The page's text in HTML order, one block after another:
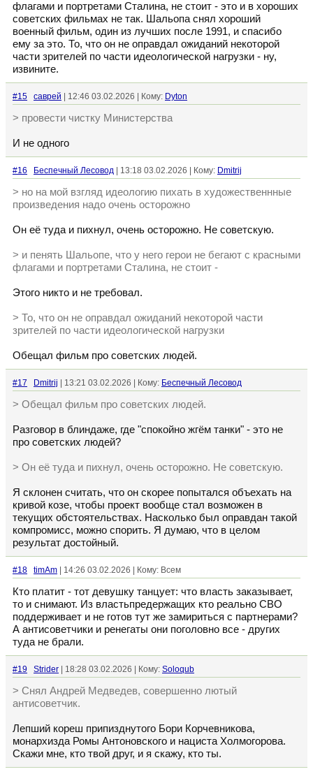
флагами и портретами Сталина, не стоит - это и в хороших
советских фильмах не так. Шальопа снял хороший
военный фильм, один из лучших после 1991, и спасибо
ему за это. То, что он не оправдал ожиданий некоторой
части зрителей по части идеологической нагрузки - ну,
извините.
#15 саврей | 12:46 03.02.2026 | Кому: Dyton
> провести чистку Министерства
И не одного
#16 Беспечный Лесовод | 13:18 03.02.2026 | Кому: Dmitrij
> но на мой взгляд идеологию пихать в художественнные
произведения надо очень осторожно
Он её туда и пихнул, очень осторожно. Не советскую.
> и пенять Шальопе, что у него герои не бегают с красными
флагами и портретами Сталина, не стоит -
Этого никто и не требовал.
> То, что он не оправдал ожиданий некоторой части
зрителей по части идеологической нагрузки
Обещал фильм про советских людей.
#17 Dmitrij | 13:21 03.02.2026 | Кому: Беспечный Лесовод
> Обещал фильм про советских людей.
Разговор в блиндаже, где "спокойно жгём танки" - это не
про советских людей?
> Он её туда и пихнул, очень осторожно. Не советскую.
Я склонен считать, что он скорее попытался объехать на
кривой козе, чтобы проект вообще стал возможен в
текущих обстоятельствах. Насколько был оправдан такой
компромисс, можно спорить. Я думаю, что в целом
результат достойный.
#18 timAm | 14:26 03.02.2026 | Кому: Всем
Кто платит - тот девушку танцует: что власть заказывает,
то и снимают. Из властьпредержащих кто реально СВО
поддерживает и не готов тут же замириться с партнерами?
А антисоветчики и ренегаты они поголовно все - других
туда не брали.
#19 Strider | 18:28 03.02.2026 | Кому: Soloqub
> Снял Андрей Медведев, совершенно лютый
антисоветчик.
Лепший кореш припизднутого Бори Корчевникова,
монархизда Ромы Антоновского и нациста Холмогорова.
Скажи мне, кто твой друг, и я скажу, кто ты.